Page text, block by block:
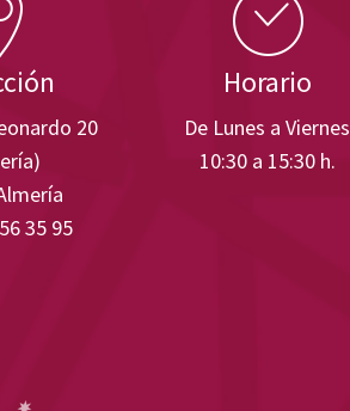
20
35 95
Horario
De Lunes a Viernes
10:30 a 15:30 h.